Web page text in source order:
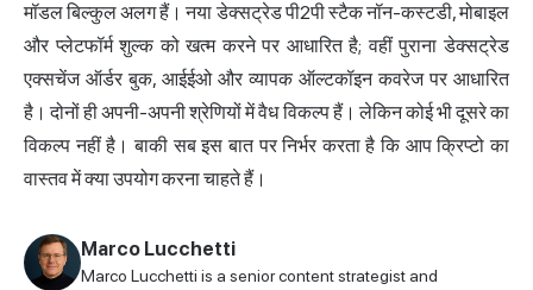
मॉडल बिल्कुल अलग हैं। नया डेक्सट्रेड पी2पी स्टैक नॉन-कस्टडी, मोबाइल
और प्लेटफॉर्म शुल्क को खत्म करने पर आधारित है; वहीं पुराना डेक्सट्रेड
एक्सचेंज ऑर्डर बुक, आईईओ और व्यापक ऑल्टकॉइन कवरेज पर आधारित
है। दोनों ही अपनी-अपनी श्रेणियों में वैध विकल्प हैं। लेकिन कोई भी दूसरे का
विकल्प नहीं है। बाकी सब इस बात पर निर्भर करता है कि आप क्रिप्टो का
वास्तव में क्या उपयोग करना चाहते हैं।
Marco Lucchetti
Marco Lucchetti is a senior content strategist and